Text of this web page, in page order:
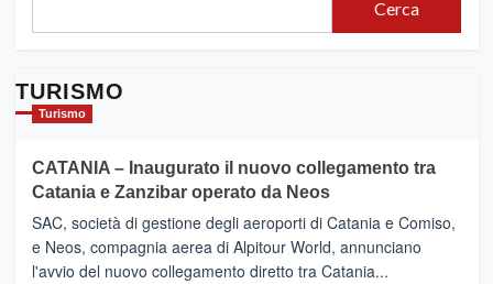
Cerca
TURISMO
Turismo
CATANIA – Inaugurato il nuovo collegamento tra
Catania e Zanzibar operato da Neos
SAC, società di gestione degli aeroporti di Catania e Comiso,
e Neos, compagnia aerea di Alpitour World, annunciano
l'avvio del nuovo collegamento diretto tra Catania...